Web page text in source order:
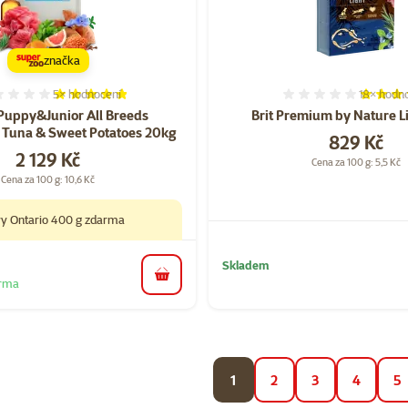
All Breeds
& Sweet Potatoes 20kg
Hodnocení 96%, počet hodnocení: 5
5× hodnocení
Cena
2 129 Kč
Cena za 100 g: 10,6 Kč
značka
Ontario 400 g zdarma
do košíku
Brit Premium by Nature
18×
Cena
829 Kč
Cena za 100 g: 5,5 Kč
Skladem
1 2 3 4 5